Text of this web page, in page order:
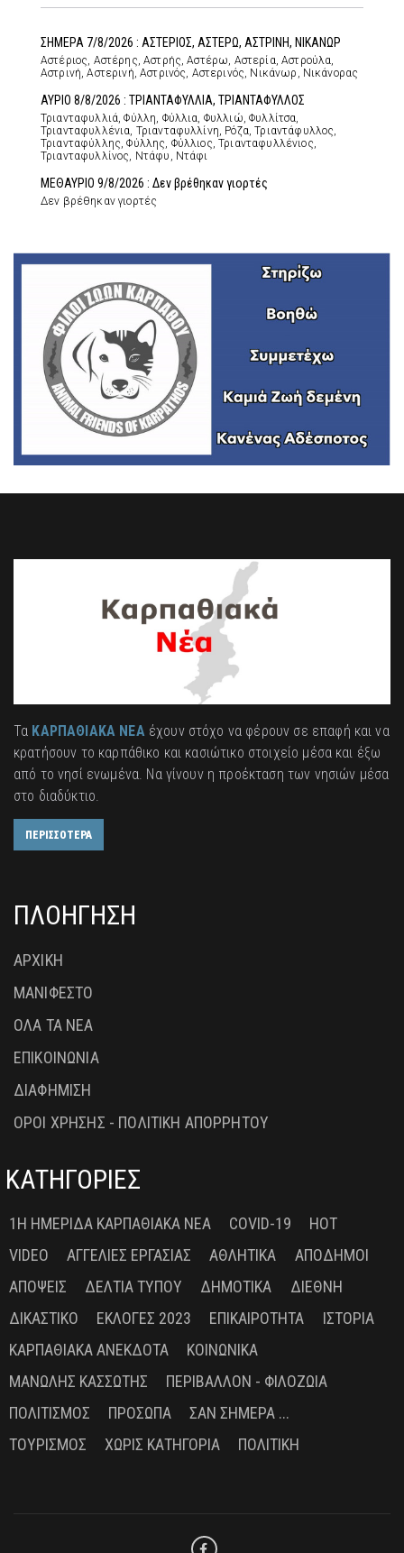
ΣΗΜΕΡΑ 7/8/2026 : ΑΣΤΕΡΙΟΣ, ΑΣΤΕΡΩ, ΑΣΤΡΙΝΗ, ΝΙΚΑΝΩΡ
Αστέριος, Αστέρης, Αστρής, Αστέρω, Αστερία, Αστρούλα,
Αστρινή, Αστερινή, Αστρινός, Αστερινός, Νικάνωρ, Νικάνορας
ΑΥΡΙΟ 8/8/2026 : ΤΡΙΑΝΤΑΦΥΛΛΙΑ, ΤΡΙΑΝΤΑΦΥΛΛΟΣ
Τριανταφυλλιά, Φύλλη, Φύλλια, Φυλλιώ, Φυλλίτσα,
Τριανταφυλλένια, Τριανταφυλλίνη, Ρόζα, Τριαντάφυλλος,
Τριανταφύλλης, Φύλλης, Φύλλιος, Τριανταφυλλένιος,
Τριανταφυλλίνος, Ντάφυ, Ντάφι
ΜΕΘΑΥΡΙΟ 9/8/2026 : Δεν βρέθηκαν γιορτές
Δεν βρέθηκαν γιορτές
Τα ΚΑΡΠΑΘΙΑΚΑ ΝΕΑέχουν στόχο να φέρουν σε επαφή και να
κρατήσουν το καρπάθικο και κασιώτικο στοιχείο μέσα και έξω
από το νησί ενωμένα. Να γίνουν η προέκταση των νησιών μέσα
στο διαδύκτιο.
ΠΕΡΙΣΣΟΤΕΡΑ
ΠΛΟΗΓΗΣΗ
ΑΡΧΙΚΗ
ΜΑΝΙΦΕΣΤΟ
ΟΛΑ ΤΑ ΝΕΑ
ΕΠΙΚΟΙΝΩΝΙΑ
ΔΙΑΦΗΜΙΣΗ
ΟΡΟΙ ΧΡΗΣΗΣ - ΠΟΛΙΤΙΚΗ ΑΠΟΡΡΗΤΟΥ
ΚΑΤΗΓΟΡΙΕΣ
1Η ΗΜΕΡΊΔΑ ΚΑΡΠΑΘΙΑΚΆ ΝΈΑ COVID-19
HOT
VIDEO
ΑΓΓΕΛΊΕΣ ΕΡΓΑΣΊΑΣ ΑΘΛΗΤΙΚΆ
ΑΠΌΔΗΜΟΙ
ΑΠΌΨΕΙΣ
ΔΕΛΤΊΑ ΤΎΠΟΥ ΔΗΜΟΤΙΚΆ
ΔΙΕΘΝΉ
ΔΙΚΑΣΤΙΚΌ
ΕΚΛΟΓΈΣ 2023 ΕΠΙΚΑΙΡΌΤΗΤΑ
ΙΣΤΟΡΊΑ
ΚΑΡΠΑΘΙΑΚΆ ΑΝΈΚΔΟΤΑ
ΚΟΙΝΩΝΙΚΆ
ΜΑΝΏΛΗΣ ΚΑΣΣΏΤΗΣ
ΠΕΡΙΒΆΛΛΟΝ - ΦΙΛΟΖΩΊΑ
ΠΟΛΙΤΙΣΜΌΣ
ΠΡΌΣΩΠΑ
ΣΑΝ ΣΉΜΕΡΑ ...
ΤΟΥΡΙΣΜΌΣ
ΧΩΡΊΣ ΚΑΤΗΓΟΡΊΑ ΠΟΛΙΤΙΚΉ